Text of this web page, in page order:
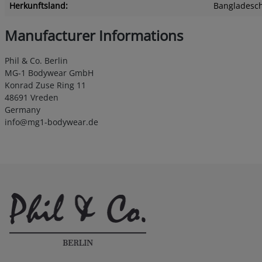
Herkunftsland:
Manufacturer Informations
Phil & Co. Berlin
MG-1 Bodywear GmbH
Konrad Zuse Ring 11
48691 Vreden
Germany
info@mg1-bodywear.de